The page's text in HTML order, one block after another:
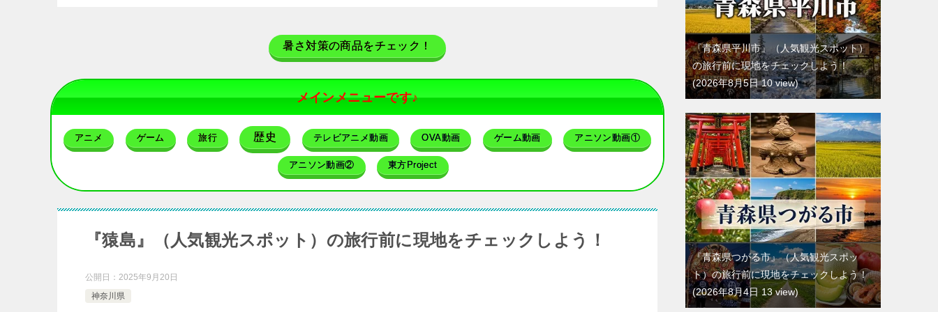
暑さ対策の商品をチェック！
メインメニューです♪
アニメ ゲーム 旅行 歴史 テレビアニメ動画 OVA動画 ゲーム動画 アニソン動画①
アニソン動画② 東方Project
『猿島』（人気観光スポット）の旅行前に現地をチェックしよう！
公開日： 2025年9月20日
神奈川県
『青森県平川市』（人気観光スポット）
の旅行前に現地をチェックしよう！
2026年8月5日 10 view
『青森県つがる市』（人気観光スポッ
ト）の旅行前に現地をチェックしよう！
2026年8月4日 13 view